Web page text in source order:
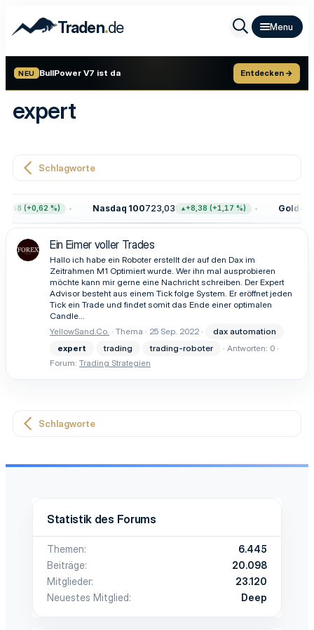
Traden.de
NEU BullPower V7 ist da Entdecken →
expert
Schlagworte
(+0,62 %) Nasdaq 100723,03 +8,38 (+1,17 %) Gold
Ein Eimer voller Trades
Hallo ich habe ein Roboter erstellt der auf den Dax im
Zeitrahmen M1 Optimiert wurde. Wer ihn mal ausprobieren
möchte kann mir gerne eine Nachricht schreiben. Der Expert
Advisor besteht aus einem Tick folge System. Er eröffnet jeden
Tick ein Trade und findet somit das Ende einer optimalen
Candle...
YellowSand.Co.
Thema 25 Sep. 2022
dax automation
expert
trading trading-roboter
Antworten: 0
Forum: Trading Strategien
Schlagworte
Statistik des Forums
Themen
6.445
Beiträge
20.098
Mitglieder
23.120
Neuestes Mitglied
Deep